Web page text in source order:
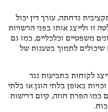
נדחתה, עורך דין יכול
זו ולייצג אותו בפני הרשויות
משפטיים וכלכליים, כמו גם
שיכולים לתמוך בטענות של
לקוחות בתביעות נגד
באופן בלתי הוגן או בלתי
כמו הפרת חוזה, קיום דרישות